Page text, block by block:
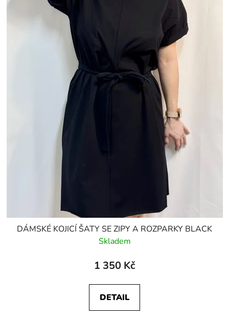
DÁMSKÉ KOJICÍ ŠATY SE ZIPY A ROZPARKY BLACK
Skladem
1 350 Kč
DETAIL